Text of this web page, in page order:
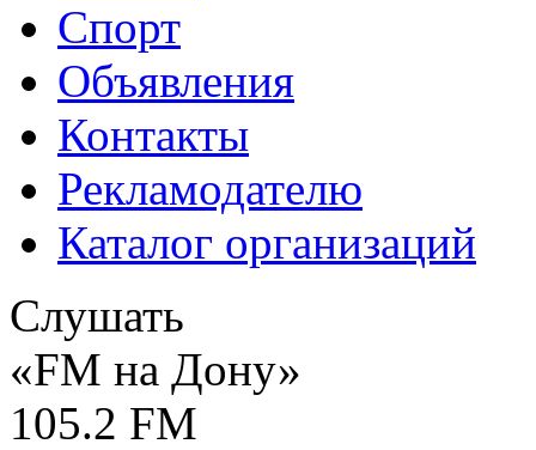
Спорт
Объявления
Контакты
Рекламодателю
Каталог организаций
Слушать
«FM на Дону»
105.2 FM